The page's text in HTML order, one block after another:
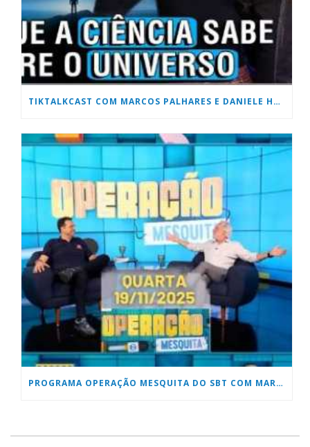
TIKTALKCAST COM MARCOS PALHARES E DANIELE HONORATO
PROGRAMA OPERAÇÃO MESQUITA DO SBT COM MARCOS PALHARES